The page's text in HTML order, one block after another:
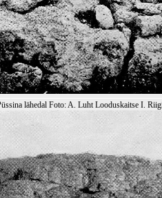
lähedal Foto: A. Luht Looduskaitse I.